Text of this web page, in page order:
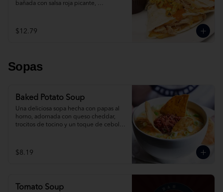
bañada con salsa roja picante,
$12.79
Sopas
Baked Potato Soup
Una deliciosa sopa hecha con papas al
horno, adornada con queso cheddar,
trocitos de tocino y un toque de cebolla
$8.19
Tomato Soup